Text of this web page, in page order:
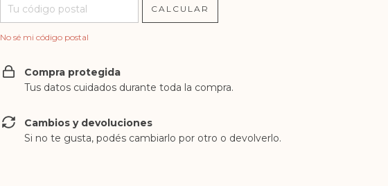
CALCULAR
No sé mi código postal
Compra protegida
Tus datos cuidados durante toda la compra.
Cambios y devoluciones
Si no te gusta, podés cambiarlo por otro o devolverlo.